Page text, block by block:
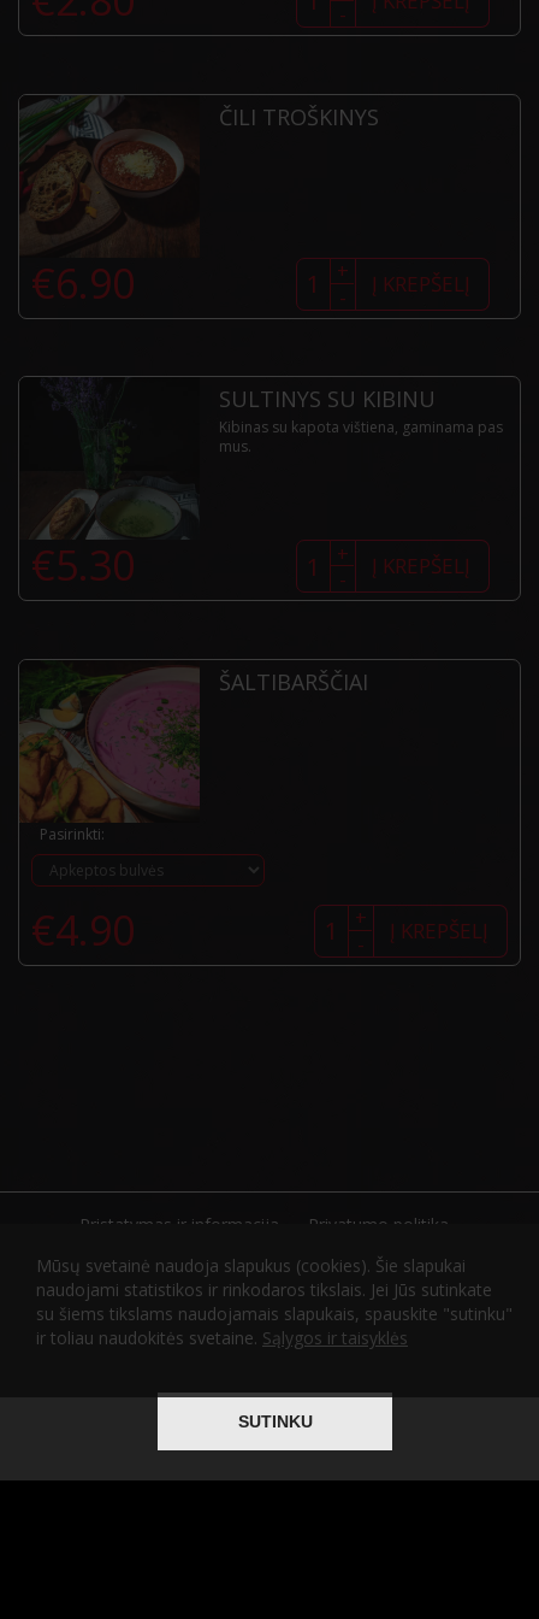
Kibinas
su
-
ČILI TROŠKINYS
€6.90 produkto
kiekis:
Čili
troškinys
-
+ Į KREPŠELĮ
SULTINYS SU KIBINU
Kibinas su kapota vištiena, gaminama pas
mus.
€5.30 produkto
kiekis:
Sultinys
su
-
+ Į KREPŠELĮ
ŠALTIBARŠČIAI
Pasirinkti:
€4.90 produkto
kiekis:
Šaltibarščiai
-
+ Į KREPŠELĮ
Pristatymas ir informacija
Privatumo politika
Sąlygos ir taisyklės
Karjera
Mūsų svetainė naudoja slapukus (cookies). Šie slapukai
naudojami statistikos ir rinkodaros tikslais. Jei Jūs sutinkate
su šiems tikslams naudojamais slapukais, spauskite "sutinku"
ir toliau naudokitės svetaine. Sąlygos ir taisyklės
SUTINKU